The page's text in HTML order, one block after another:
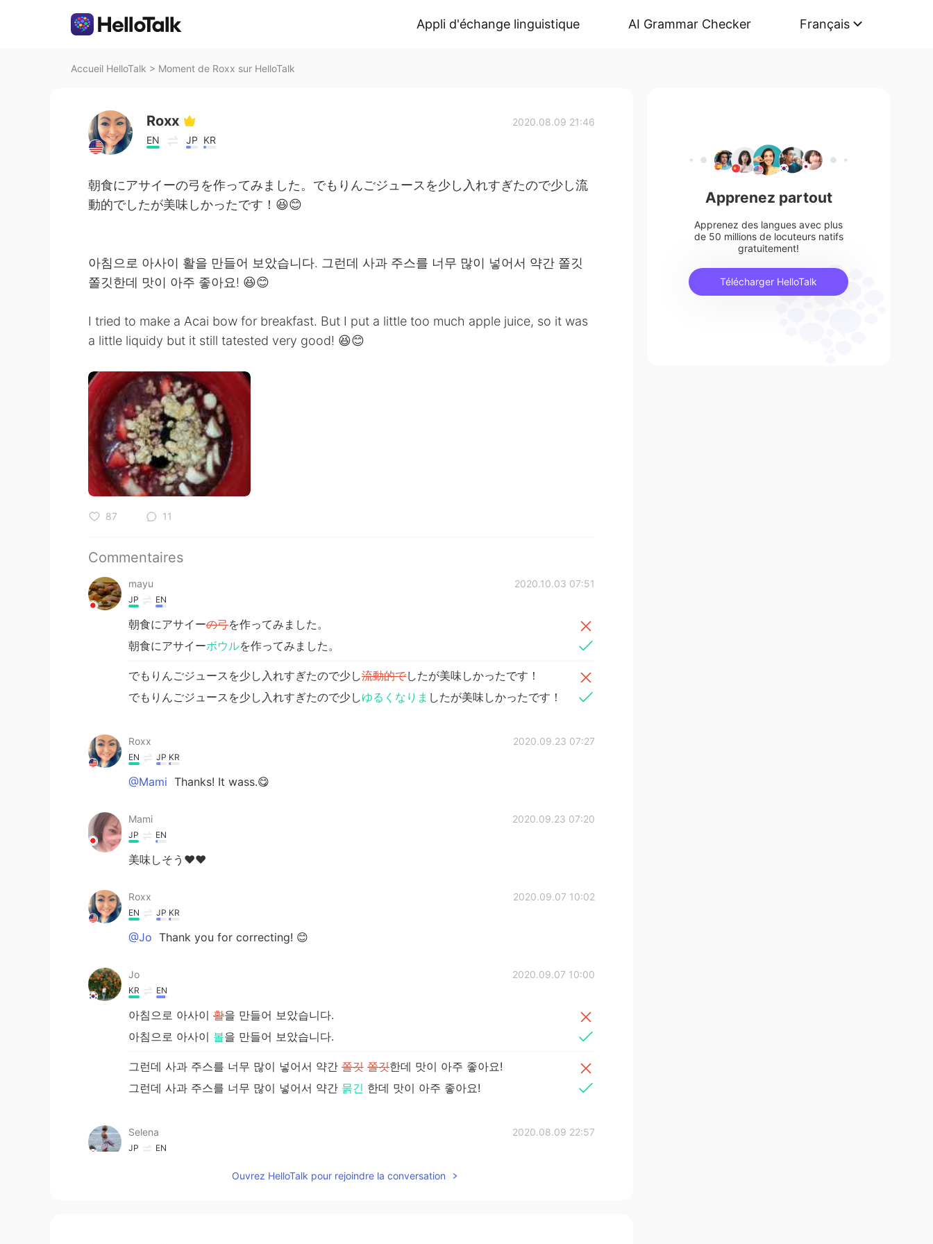
Appli d'échange linguistique AI Grammar Checker Français
Accueil HelloTalk > Moment de Roxx sur HelloTalk
Roxx
EN JP KR
2020.08.09 21:46
朝食にアサイーの弓を作ってみました。でもりんごジュースを少し入れすぎたので少し流
動的でしたが美味しかったです！😆😊
아침으로 아사이 활을 만들어 보았습니다. 그런데 사과 주스를 너무 많이 넣어서 약간 쫄깃
쫄깃한데 맛이 아주 좋아요! 😆😊
I tried to make a Acai bow for breakfast. But I put a little too much apple juice, so it was
a little liquidy but it still tatested very good! 😆😊
87 11
Commentaires
mayu 2020.10.03 07:51
JP EN
朝食にアサイーの弓を作ってみました。
朝食にアサイーボウルを作ってみました。
でもりんごジュースを少し入れすぎたので少し流動的でしたが美味しかったです！
でもりんごジュースを少し入れすぎたので少しゆるくなりま したが美味しかったです！
Roxx 2020.09.23 07:27
EN JP KR
@Mami Thanks! It wass.😋
Mami 2020.09.23 07:20
JP EN
美味しそう❤️❤️
Roxx 2020.09.07 10:02
EN JP KR
@Jo Thank you for correcting! 😊
Jo 2020.09.07 10:00
KR EN
아침으로 아사이 활을 만들어 보았습니다.
아침으로 아사이 볼을 만들어 보았습니다.
그런데 사과 주스를 너무 많이 넣어서 약간 쫄깃 쫄깃한데 맛이 아주 좋아요!
그런데 사과 주스를 너무 많이 넣어서 약간 묽긴 한데 맛이 아주 좋아요!
Selena 2020.08.09 22:57
JP EN
Ouvrez HelloTalk pour rejoindre la conversation
Apprenez partout
Apprenez des langues avec plus
de 50 millions de locuteurs natifs
gratuitement!
Télécharger HelloTalk